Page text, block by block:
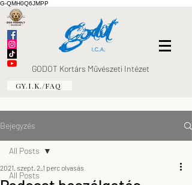
G-QMH0Q6JMPP
GODOT Kortárs Művészeti Intézet
GY.I.K./FAQ
Bejegyzés
All Posts
All Posts
2021. szept. 2. 1 perc olvasás